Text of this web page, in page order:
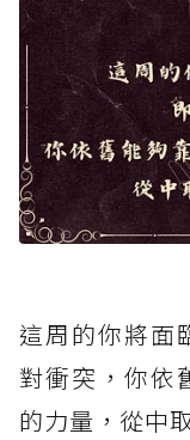
這周的你將面
對衝突，你依
的力量，從中